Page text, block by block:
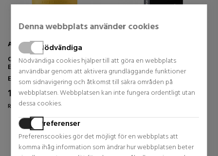
Denna webbplats använder cookies
Nödvändiga
Nödvändiga cookies hjälper till att göra en webbplats
användbar genom att aktivera grundläggande funktioner
som sidnavigering och åtkomst till säkra områden på
webbplatsen. Webbplatsen kan inte fungera ordentligt utan
dessa cookies.
Preferenser
Preferenscookies gör det möjligt för en webbplats att
komma ihåg information som ändrar hur webbplatsen beter
ARMAF
ODYSSEY MEGA LIMITED
EDITION
Eau De Parfum
18,95 € 24% DTO.
Regular price 24,95 €
1 reviews
CLUB DE NUIT PRECIEUX I
Extrait De Parfum
52,21 € 42% DTO.
10 reviews